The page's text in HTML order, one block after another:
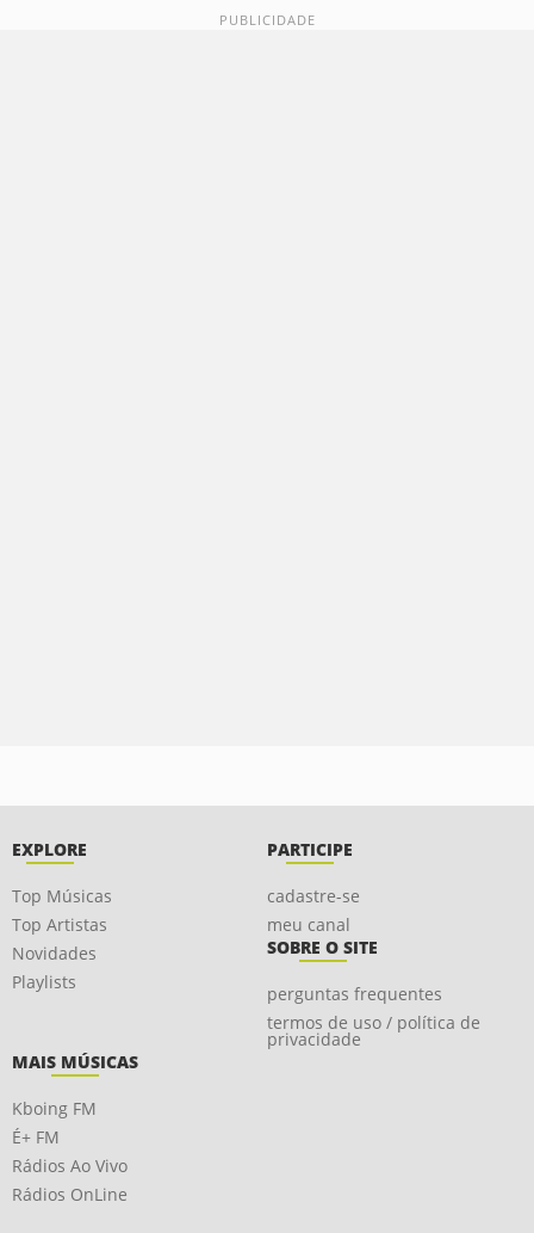
EXPLORE
Top Músicas
Top Artistas
Novidades
Playlists
PARTICIPE
cadastre-se
meu canal
SOBRE O SITE
perguntas frequentes
termos de uso / política de
privacidade
MAIS MÚSICAS
Kboing FM
É+ FM
Rádios Ao Vivo
Rádios OnLine